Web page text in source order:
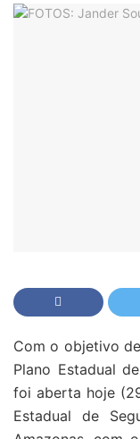
Com o objetivo
Plano Estadual
foi aberta hoje
Estadual de